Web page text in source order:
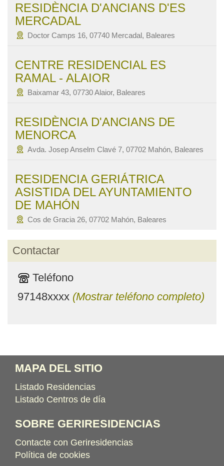
RESIDÈNCIA D'ANCIANS D'ES
MERCADAL
Doctor Camps 16, 07740 Mercadal, Baleares
CENTRE RESIDENCIAL ES
RAMAL - ALAIOR
Baixamar 43, 07730 Alaior, Baleares
RESIDÈNCIA D'ANCIANS DE
MENORCA
Avda. Josep Anselm Clavé 7, 07702 Mahón, Baleares
RESIDENCIA GERIÁTRICA
ASISTIDA DEL AYUNTAMIENTO
DE MAHÓN
Cos de Gracia 26, 07702 Mahón, Baleares
Contactar
Teléfono
97148xxxx (Mostrar teléfono completo)
MAPA DEL SITIO
Listado Residencias
Listado Centros de día
SOBRE GERIRESIDENCIAS
Contacte con Geriresidencias
Política de cookies